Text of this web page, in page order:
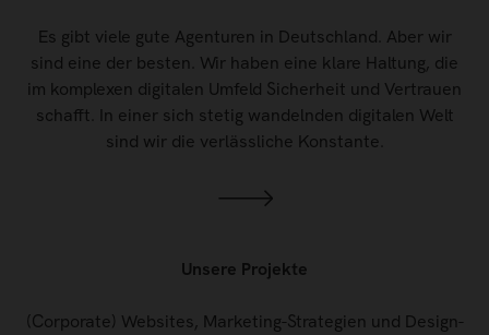
Es gibt viele gute Agenturen in Deutschland. Aber wir
sind eine der besten. Wir haben eine klare Haltung, die
im komplexen digitalen Umfeld Sicherheit und Vertrauen
schafft. In einer sich stetig wandelnden digitalen Welt
sind wir die verlässliche Konstante.
Unsere Projekte
(Corporate) Websites, Marketing-Strategien und Design-